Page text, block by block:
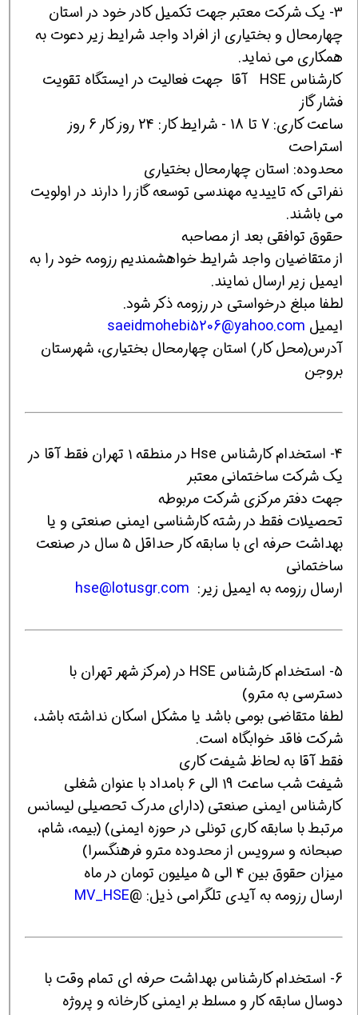
3- یک شرکت معتبر جهت تکمیل کادر خود در استان
چهارمحال و بختیاری از افراد واجد شرایط زیر دعوت به
همکاری می نماید.
کارشناس HSE آقا جهت فعالیت در ایستگاه تقویت
فشار گاز
ساعت کاری: 7 تا 18 - شرایط کار: 24 روز کار 6 روز
استراحت
محدوده: استان چهارمحال بختیاری
نفراتی که تاییدیه مهندسی توسعه گاز را دارند در اولویت
می باشند.
حقوق توافقی بعد از مصاحبه
از متقاضیان واجد شرایط خواهشمندیم رزومه خود را به
ایمیل زیر ارسال نمایند.
لطفا مبلغ درخواستی در رزومه ذکر شود.
ایمیل saeidmohebi5206@yahoo.com
آدرس(محل کار) استان چهارمحال بختیاری، شهرستان
بروجن
4- استخدام کارشناس Hse در منطقه ۱ تهران فقط آقا در
یک شرکت ساختمانی معتبر
جهت دفتر مرکزی شرکت مربوطه
تحصیلات فقط در رشته کارشناسی ایمنی صنعتی و یا
بهداشت حرفه ای با سابقه کار حداقل ۵ سال در صنعت
ساختمانی
ارسال رزومه به ایمیل زیر: hse@lotusgr.com
5- استخدام کارشناس HSE در (مرکز شهر تهران با
دسترسی به مترو)
لطفا متقاضی بومی باشد یا مشکل اسکان نداشته باشد،
شرکت فاقد خوابگاه است.
فقط آقا به لحاظ شیفت کاری
شیفت شب ساعت ۱۹ الی ۶ بامداد با عنوان شغلی
کارشناس ایمنی صنعتی (دارای مدرک تحصیلی لیسانس
مرتبط با سابقه کاری تونلی در حوزه ایمنی) (بیمه، شام،
صبحانه و سرویس از محدوده مترو فرهنگسرا)
میزان حقوق بین ۴ الی ۵ میلیون تومان در ماه
ارسال رزومه به آیدی تلگرامی ذیل: @MV_HSE
6- استخدام کارشناس بهداشت حرفه ای تمام وقت با
دوسال سابقه کار و مسلط بر ایمنی کارخانه و پروژه